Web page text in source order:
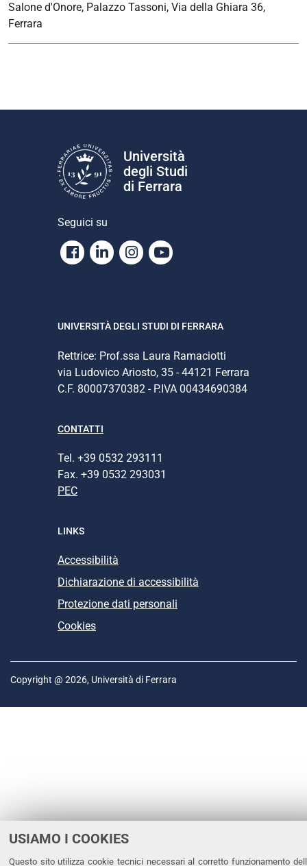
USIAMO I COOKIES
Questo sito utilizza cookie tecnici necessari al corretto funzionamento
Salone d'Onore, Palazzo Tassoni, Via della Ghiara 36,
Ferrara
Università
degli Studi
di Ferrara
Seguici su
Facebook
LinkedinInstagram
Youtube
UNIVERSITÀ DEGLI STUDI DI FERRARA
Rettrice: Prof.ssa Laura Ramaciotti
via Ludovico Ariosto, 35 - 44121 Ferrara
C.F. 80007370382 - P.IVA 00434690384
CONTATTI
Tel. +39 0532 293111
Fax. +39 0532 293031
PEC
LINKS
Accessibilità
Dichiarazione di accessibilità
Protezione dati personali
Cookies
Copyright @ 2026, Università di Ferrara